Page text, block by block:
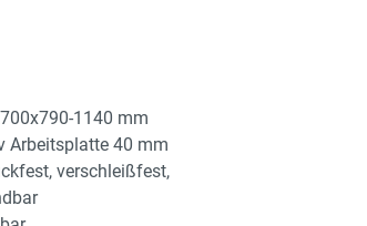
1140 mm
Arbeitsplatte 40 mm
verschleißfest,